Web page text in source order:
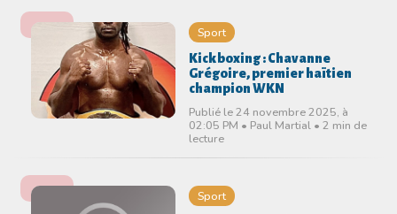
Sport
Kickboxing : Chavanne
Grégoire, premier haïtien
champion WKN
Publié le 24 novembre 2025, à
02:05 PM • Paul Martial • 2 min de
lecture
Sport